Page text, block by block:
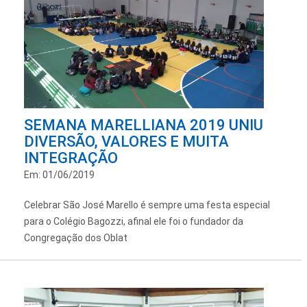
SEMANA MARELLIANA 2019 UNIU
DIVERSÃO, VALORES E MUITA
INTEGRAÇÃO
Em: 01/06/2019
Celebrar São José Marello é sempre uma festa especial
para o Colégio Bagozzi, afinal ele foi o fundador da
Congregação dos Oblat